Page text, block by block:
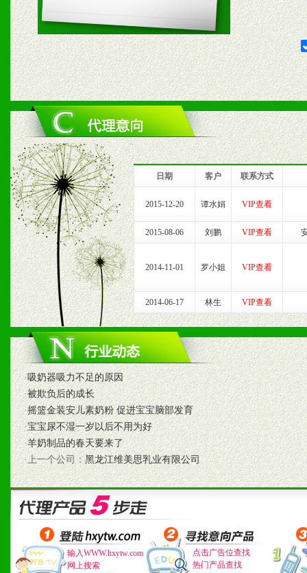
2、对于临期，滞销品给予
六、服务优势
1、完善的信息服务咨询中
我们将及时回复您的疑问。
2、售后服务：突发性产品
以及时受理记录并合理妥
3、我们时刻整理各区销售
时收编销售效果显着的案
七、招商代理（全国各地）
1、认同我们的经营理念。
2、具备较好商业信誉和资
3、具备区域内良好的终端
4、具备一定业务团队能力
道，医药渠道并为之提供
5、具备较强的市场操作意
八、品牌产品
日期 客户 联系方式
2015-12-20 谭水娟 VIP查看
2015-08-06 刘鹏 VIP查看
2014-11-01 罗小姐 VIP查看
2014-06-17 林生 VIP查看
·吸奶器吸力不足的原因
·被欺负后的成长
·摇篮金装安儿素奶粉 促进宝宝脑部发育
·宝宝尿不湿一岁以后不用为好
·羊奶制品的春天要来了
·上一个公司：黑龙江维美思乳业有限公司
输入WWW.hxytw.com
网上搜索
点击广告位查找
热门产品查找